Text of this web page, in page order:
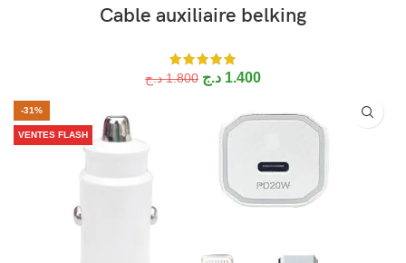
Cable auxiliaire belking
1.800 د.ج 1.400 د.ج
-31%
VENTES FLASH